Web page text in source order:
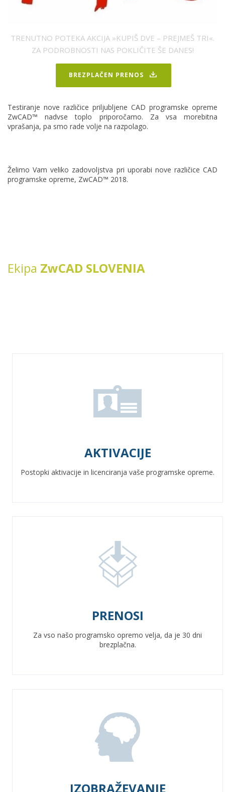
TRENUTNO POTEKA AKCIJA »KUPIŠ DVE – PREJMEŠ TRI«.
ZA PODROBNOSTI NAS POKLIČITE ŠE DANES!
BREZPLAČEN PRENOS
Testiranje nove različice priljubljene CAD programske opreme
ZwCAD™ nadvse toplo priporočamo. Za vsa morebitna
vprašanja, pa smo rade volje na razpolago.
Želimo Vam veliko zadovoljstva pri uporabi nove različice CAD
programske opreme, ZwCAD™ 2018.
Ekipa ZwCAD SLOVENIA
AKTIVACIJE
Postopki aktivacije in licenciranja vaše programske opreme.
PRENOSI
Za vso našo programsko opremo velja, da je 30 dni
brezplačna.
IZOBRAŽEVANJE